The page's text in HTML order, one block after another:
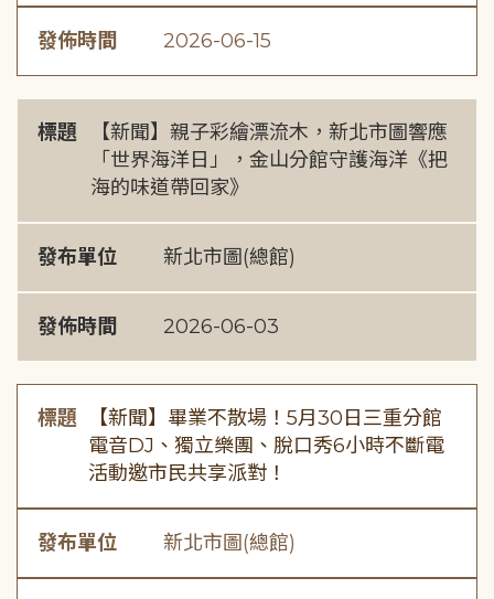
發佈時間 2026-06-15
標題
【新聞】親子彩繪漂流木，新北市圖響應
「世界海洋日」，金山分館守護海洋《把
海的味道帶回家》
發布單位 新北市圖(總館)
發佈時間 2026-06-03
標題
【新聞】畢業不散場！5月30日三重分館
電音DJ、獨立樂團、脫口秀6小時不斷電
活動邀市民共享派對！
發布單位 新北市圖(總館)